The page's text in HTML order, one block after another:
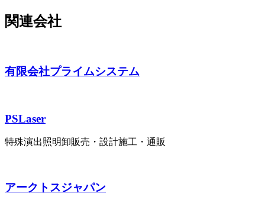
関連会社
有限会社プライムシステム
PSLaser
特殊演出照明卸販売・設計施工・通販
アークトスジャパン